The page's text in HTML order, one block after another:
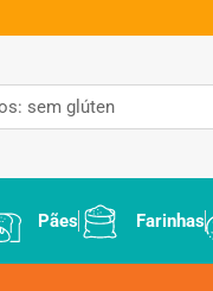
Pães Farinhas